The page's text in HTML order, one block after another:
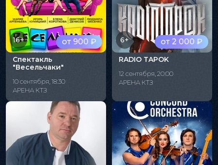
от 900 ₽
16+
Спектакль
"Весельчаки"
10 сентября, 18:30
АРЕНА КТЗ
от 2 000 ₽
6+
RADIO TAPOK
12 сентября, 20:00
АРЕНА КТЗ